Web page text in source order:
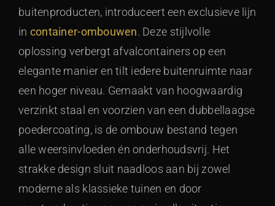
buitenproducten, introduceert een exclusieve lijn
in container-ombouwen. Deze stijlvolle
oplossing verbergt afvalcontainers op een
elegante manier en tilt iedere buitenruimte naar
een hoger niveau. Gemaakt van hoogwaardig
verzinkt staal en voorzien van een dubbellaagse
poedercoating, is de ombouw bestand tegen
alle weersinvloeden én onderhoudsvrij. Het
strakke design sluit naadloos aan bij zowel
moderne als klassieke tuinen en door